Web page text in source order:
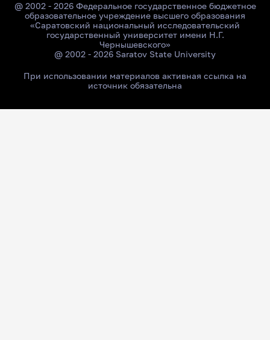
@ 2002 - 2026 Федеральное государственное бюджетное
образовательное учреждение высшего образования
«Саратовский национальный исследовательский
государственный университет имени Н.Г.
Чернышевского»
@ 2002 - 2026 Saratov State University
При использовании материалов активная ссылка на
источник обязательна